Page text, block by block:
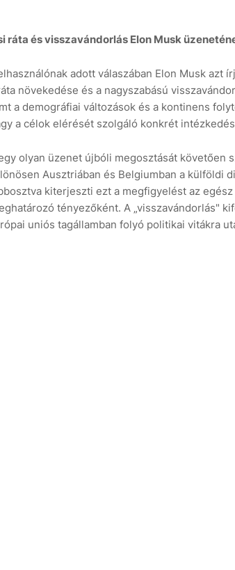
ráta és visszavándorlás Elon Musk
adott válaszában Elon Musk azt
növekedése és a nagyszabású
a demográfiai változások és a kontinens
a célok elérését szolgáló konkrét
olyan üzenet újbóli megosztását követően
Ausztriában és Belgiumban a külföldi
kiterjeszti ezt a megfigyelést az
tényezőként. A „visszavándorlás"
uniós tagállamban folyó politikai vitákra